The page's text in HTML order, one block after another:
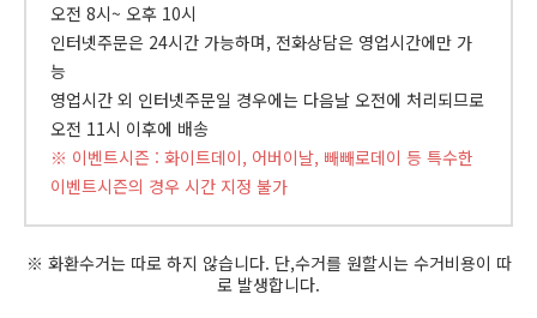
오전 8시~ 오후 10시
인터넷주문은 24시간 가능하며, 전화상담은 영업시간에만 가
능
영업시간 외 인터넷주문일 경우에는 다음날 오전에 처리되므로
오전 11시 이후에 배송
※ 이벤트시즌 : 화이트데이, 어버이날, 빼빼로데이 등 특수한
이벤트시즌의 경우 시간 지정 불가
※ 화환수거는 따로 하지 않습니다. 단,수거를 원할시는 수거비용이 따
로 발생합니다.